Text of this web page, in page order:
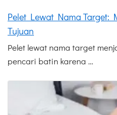
Pelet Lewat Nama Target:
Tujuan
Pelet lewat nama target
pencari batin karena …